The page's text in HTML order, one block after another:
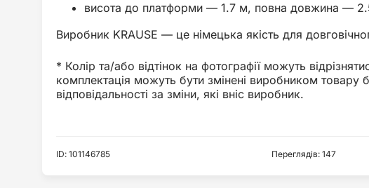
висота до платформи — 1.7 м, повна довжина —
Виробник KRAUSE — це німецька якість для
* Колір та/або відтінок на фотографії можуть
комплектація можуть бути змінені виробником
відповідальності за зміни, які вніс виробник.
ID: 101146785 Переглядів: 147